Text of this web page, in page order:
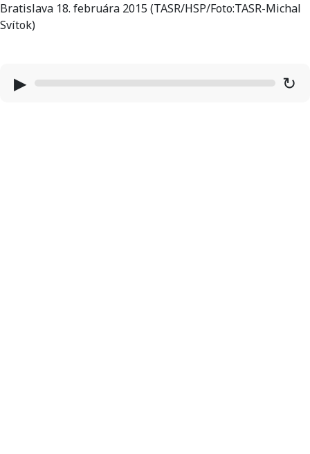
Bratislava 18. februára 2015 (TASR/HSP/Foto:TASR-Michal
Svítok)
▶ ↻